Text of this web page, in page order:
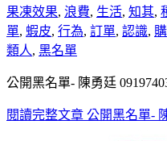
果凍效果, 浪費, 生活, 知其,
單, 蝦皮, 行為, 訂單, 認識,
類人, 黑名單
公開黑名單- 陳勇廷
閱讀完整文章 公開黑名單-